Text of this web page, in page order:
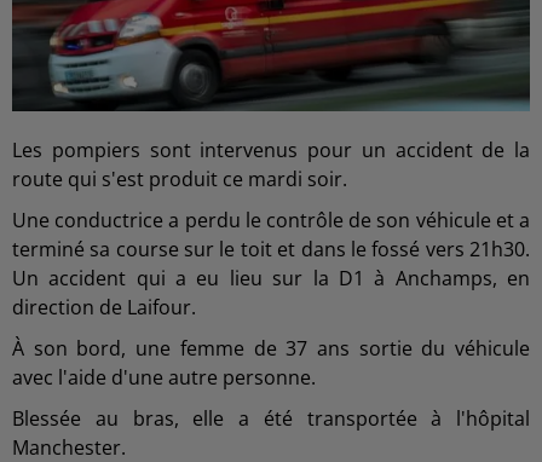
Les pompiers sont intervenus pour un accident de la
route qui s'est produit ce mardi soir.
Une conductrice a perdu le contrôle de son véhicule et a
terminé sa course sur le toit et dans le fossé vers 21h30.
Un accident qui a eu lieu sur la D1 à Anchamps, en
direction de Laifour.
À son bord, une femme de 37 ans sortie du véhicule
avec l'aide d'une autre personne.
Blessée au bras, elle a été transportée à l'hôpital
Manchester.